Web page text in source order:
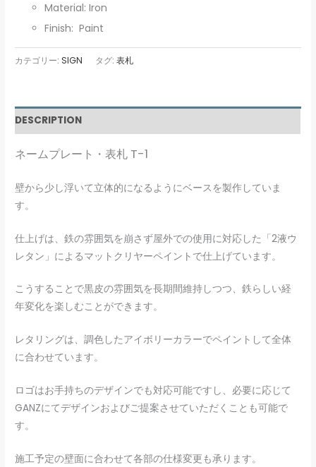
Material: Iron
Finish: Paint
カテゴリー:SIGN タグ:表札
DESCRIPTION
ネームプレート・表札 T-1
壁から少し浮いて立体的になるようにベースを製作していま
す。
仕上げは、鉄の雰囲気を崩さず屋外での使用に対応した「2液ウ
レタン」によるマットクリヤーペイントで仕上げています。
こうすることで黒皮の雰囲気を長期間維持しつつ、鉄らしい経
年変化を楽しむことができます。
レタリングは、調色したアイボリーカラーでペイントして全体
に合わせています。
ロゴはお手持ちのデザインでも対応可能ですし、必要に応じて
GANZにてデザインおよびご提案させていただくことも可能で
す。
施工予定の壁面に合わせて各部の仕様変更も承ります。